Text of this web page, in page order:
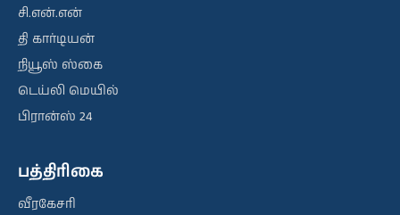
சி.என்.என்
தி கார்டியன்
நியூஸ் ஸ்கை
டெய்லி மெயில்
பிரான்ஸ் 24
பத்திரிகை
வீரகேசரி